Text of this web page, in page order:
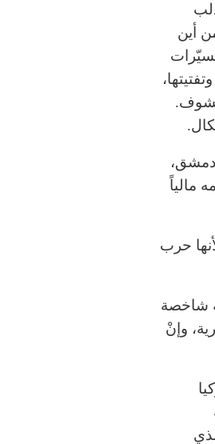
أين
دمشق،
مالياً
حرب
شاخصة
وإنْ
تركيا